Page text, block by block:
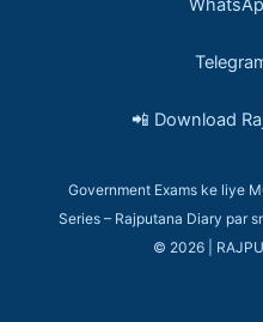
📲 Download
Government Exams ke liye
Series – Rajputana Diary par
© 2026 |